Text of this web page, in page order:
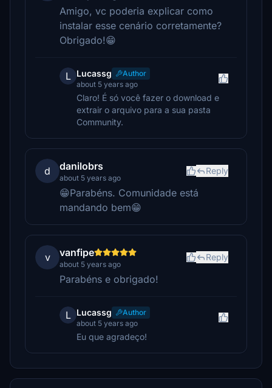
Amigo, vc poderia explicar como
instalar esse cenário corretamente?
Obrigado!😁
L Lucassg
Author
about 5 years ago
Claro! É só você fazer o download e
extrair o arquivo para a sua pasta
Community.
d danilobrs
about 5 years ago
Reply
😁Parabéns. Comunidade está
mandando bem😁
v vanfipe
about 5 years ago
Reply
Parabéns e obrigado!
L Lucassg
Author
about 5 years ago
Eu que agradeço!